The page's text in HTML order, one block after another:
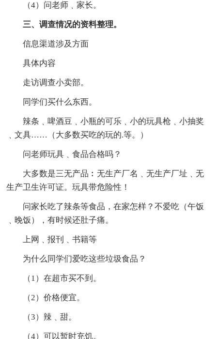
（4）问老师﹑家长。
三、调查情况的资料整理。
信息渠道涉及方面
具体内容
走访调查小卖部。
同学们买什么东西。
辣条﹑啤酒豆﹑小瓶的可乐﹑小的玩具枪﹑小抽奖
﹑文具……（大多数买吃的玩的.等。）
问老师玩具﹑食品合格吗？
大多数是三无产品︰无生产厂名﹑无生产厂址﹑无
生产卫生许可证。玩具带危险性！
问家长吃了辣条等食品，在家怎样？不爱吃（午饭
﹑晚饭），有时候还肚子痛。
上网﹑报刊﹑书籍等
为什么同学们爱吃这些垃圾食品？
（1）在超市买不到。
（2）价格便宜。
（3）辣﹑甜。
（4）可以暂时充饥。